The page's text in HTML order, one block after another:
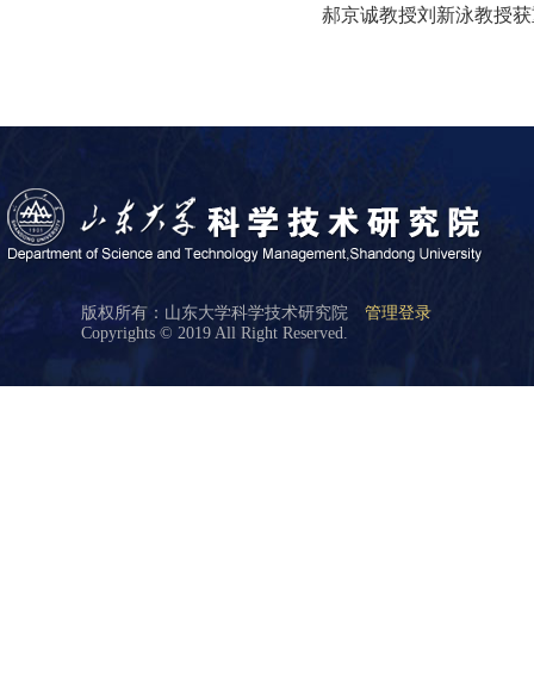
郝京诚教授刘新泳教授
版权所有：山东大学科学技术研究院 管理登录
Copyrights © 2019 All Right Reserved.